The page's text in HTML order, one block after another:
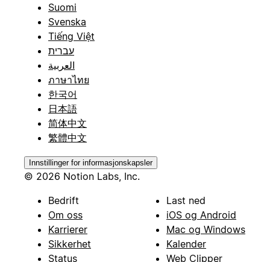
Suomi
Svenska
Tiếng Việt
עברית
العربية
ภาษาไทย
한국어
日本語
简体中文
繁體中文
Innstillinger for informasjonskapsler
© 2026 Notion Labs, Inc.
Bedrift
Om oss
Karrierer
Sikkerhet
Status
Last ned
iOS og Android
Mac og Windows
Kalender
Web Clipper